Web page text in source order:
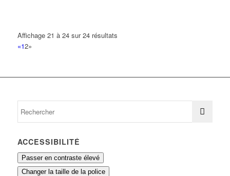
Affichage 21 à 24 sur 24 résultats
«12»
ACCESSIBILITÉ
Passer en contraste élevé
Changer la taille de la police